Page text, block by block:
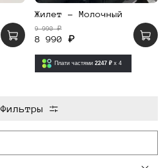
Жилет - Молочный
9 990 ₽
8 990 ₽
Плати частями 2247 ₽ x 4
Фильтры